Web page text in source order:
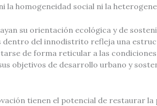
la homogeneidad social ni la
su orientación ecológica y de
dentro del innodistrito refleja una
de forma reticular a las
objetivos de desarrollo urbano y
tienen el potencial de restaurar